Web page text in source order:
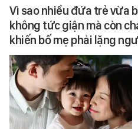
Vì sao nhiều đứa trẻ vừa
không tức giận mà còn
khiến bố mẹ phải lặng